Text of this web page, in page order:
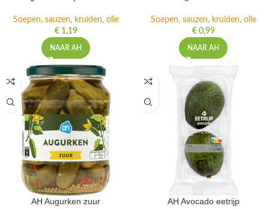
Soepen, sauzen, kruiden, olie
€1,19
NAAR AH
Soepen, sauzen, kruiden, olie
€0,99
NAAR AH
AH Augurken zuur AH Avocado eetrijp